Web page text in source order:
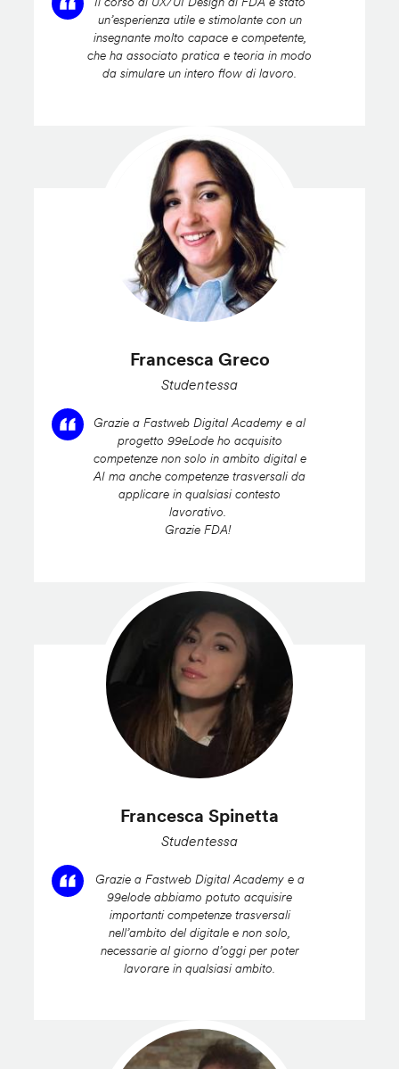
un’esperienza utile e stimolante con un
insegnante molto capace e competente,
che ha associato pratica e teoria in modo
da simulare un intero flow di lavoro.
Francesca Greco
Studentessa
Grazie a Fastweb Digital Academy e al
progetto 99eLode ho acquisito
competenze non solo in ambito digital e
AI ma anche competenze trasversali da
applicare in qualsiasi contesto
lavorativo.
Grazie FDA!
Francesca Spinetta
Studentessa
Grazie a Fastweb Digital Academy e a
99elode abbiamo potuto acquisire
importanti competenze trasversali
nell’ambito del digitale e non solo,
necessarie al giorno d’oggi per poter
lavorare in qualsiasi ambito.